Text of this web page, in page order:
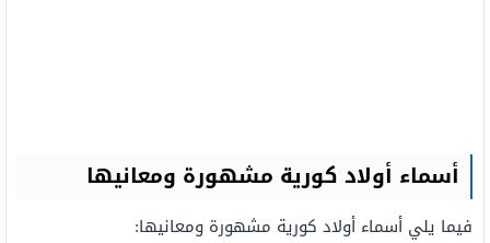
أسماء أولاد كورية مشهورة ومعانيها
فيما يلي أسماء أولاد كورية مشهورة ومعانيها: